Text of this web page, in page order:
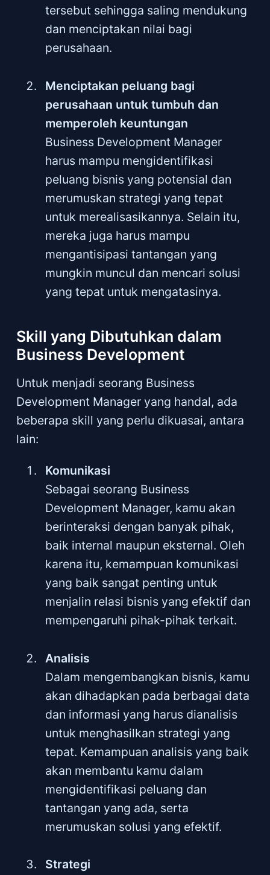
tersebut sehingga saling mendukung
dan menciptakan nilai bagi
perusahaan.
Menciptakan peluang bagi
perusahaan untuk tumbuh dan
memperoleh keuntungan
Business Development Manager
harus mampu mengidentifikasi
peluang bisnis yang potensial dan
merumuskan strategi yang tepat
untuk merealisasikannya. Selain itu,
mereka juga harus mampu
mengantisipasi tantangan yang
mungkin muncul dan mencari solusi
yang tepat untuk mengatasinya.
Skill yang Dibutuhkan dalam
Business Development
Untuk menjadi seorang Business
Development Manager yang handal, ada
beberapa skill yang perlu dikuasai, antara
lain:
Komunikasi
Sebagai seorang Business
Development Manager, kamu akan
berinteraksi dengan banyak pihak,
baik internal maupun eksternal. Oleh
karena itu, kemampuan komunikasi
yang baik sangat penting untuk
menjalin relasi bisnis yang efektif dan
mempengaruhi pihak-pihak terkait.
Analisis
Dalam mengembangkan bisnis, kamu
akan dihadapkan pada berbagai data
dan informasi yang harus dianalisis
untuk menghasilkan strategi yang
tepat. Kemampuan analisis yang baik
akan membantu kamu dalam
mengidentifikasi peluang dan
tantangan yang ada, serta
merumuskan solusi yang efektif.
Strategi